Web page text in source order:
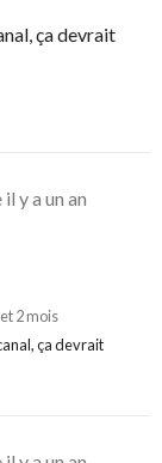
ça devrait
il y a un an
2 mois
ça devrait